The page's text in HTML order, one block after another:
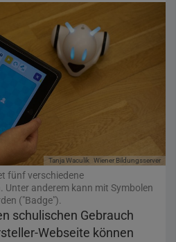
Tanja Waculik Wiener Bildungsserver
fünf verschiedene
anderem kann mit Symbolen
("Badge").
schulischen Gebrauch
Webseite können